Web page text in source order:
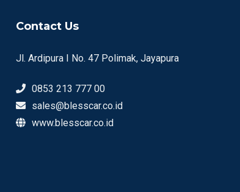
Contact Us
Jl. Ardipura I No. 47 Polimak, Jayapura
0853 213 777 00
sales@blesscar.co.id
www.blesscar.co.id